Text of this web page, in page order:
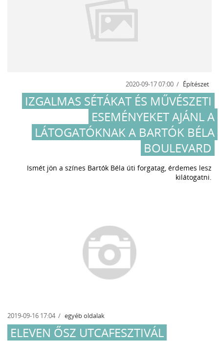
2020-09-17 07:00 Építészet
IZGALMAS SÉTÁKAT ÉS MŰVÉSZETI
ESEMÉNYEKET AJÁNL A
LÁTOGATÓKNAK A BARTÓK BÉLA
BOULEVARD
Ismét jön a színes Bartók Béla úti forgatag, érdemes lesz
kilátogatni.
2019-09-16 17:04 egyéb oldalak
ELEVEN ŐSZ UTCAFESZTIVÁL